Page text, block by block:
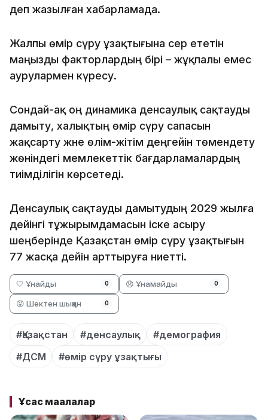
деп жазылған хабарламада.
Жалпы өмір сүру ұзақтығына әсер ететін
маңызды факторлардың бірі – жұқпалы емес
аурулармен күресу.
Сондай-ақ оң динамика денсаулық сақтауды
дамыту, халықтың өмір сүру сапасын
жақсарту және өлім-жітім деңгейін төмендету
жөніндегі мемлекеттік бағдарламалардың
тиімділігін көрсетеді.
Денсаулық сақтауды дамытудың 2029 жылға
дейінгі тұжырымдамасын іске асыру
шеңберінде Қазақстан өмір сүру ұзақтығын
77 жасқа дейін арттыруға ниетті.
🤍 Ұнайды 0 😞 Ұнамайды 0
😡 Шектен шыққан 0
#Қазақстан #денсаулық
#демография
#ДСМ
#өмір сүру ұзақтығы
Ұқсас мақалалар